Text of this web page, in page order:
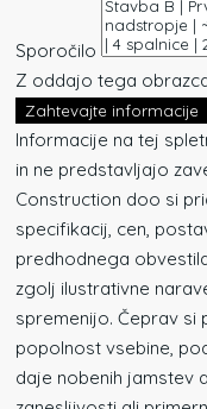
Sporočilo
Z oddajo tega
Zahtevajte informacije
Informacije na tej
in ne predstavljajo
Construction doo si
specifikacij, cen,
predhodnega
zgolj ilustrativne
spremenijo. Čeprav
popolnost vsebine,
daje nobenih jamstev